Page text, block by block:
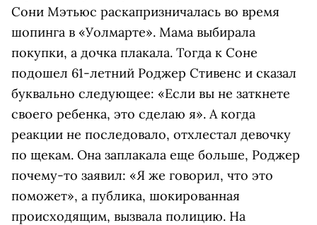
Сони Мэтьюс раскапризничалась во время
шопинга в «Уолмарте». Мама выбирала
покупки, а дочка плакала. Тогда к Соне
подошел 61-летний Роджер Стивенс и сказал
буквально следующее: «Если вы не заткнете
своего ребенка, это сделаю я». А когда
реакции не последовало, отхлестал девочку
по щекам. Она заплакала еще больше, Роджер
почему-то заявил: «Я же говорил, что это
поможет», а публика, шокированная
происходящим, вызвала полицию. На